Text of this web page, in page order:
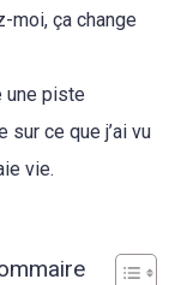
moi, ça change
une piste
ce que j’ai vu
vie.